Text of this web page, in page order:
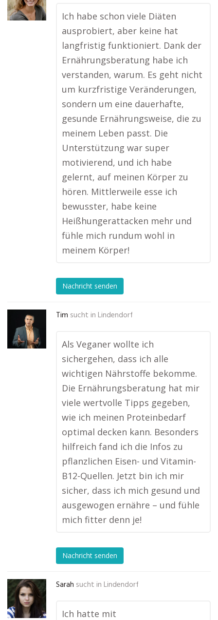
Ich habe schon viele Diäten
ausprobiert, aber keine hat
langfristig funktioniert. Dank der
Ernährungsberatung habe ich
verstanden, warum. Es geht nicht
um kurzfristige Veränderungen,
sondern um eine dauerhafte,
gesunde Ernährungsweise, die zu
meinem Leben passt. Die
Unterstützung war super
motivierend, und ich habe
gelernt, auf meinen Körper zu
hören. Mittlerweile esse ich
bewusster, habe keine
Heißhungerattacken mehr und
fühle mich rundum wohl in
meinem Körper!
Nachricht senden
Tim sucht in Lindendorf
Als Veganer wollte ich
sichergehen, dass ich alle
wichtigen Nährstoffe bekomme.
Die Ernährungsberatung hat mir
viele wertvolle Tipps gegeben,
wie ich meinen Proteinbedarf
optimal decken kann. Besonders
hilfreich fand ich die Infos zu
pflanzlichen Eisen- und Vitamin-
B12-Quellen. Jetzt bin ich mir
sicher, dass ich mich gesund und
ausgewogen ernähre – und fühle
mich fitter denn je!
Nachricht senden
Sarah sucht in Lindendorf
Ich hatte mit